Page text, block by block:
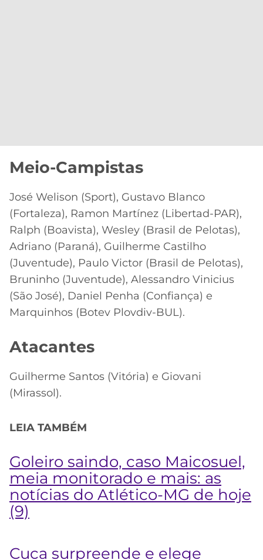
Meio-Campistas
José Welison (Sport), Gustavo Blanco
(Fortaleza), Ramon Martínez (Libertad-PAR),
Ralph (Boavista), Wesley (Brasil de Pelotas),
Adriano (Paraná), Guilherme Castilho
(Juventude), Paulo Victor (Brasil de Pelotas),
Bruninho (Juventude), Alessandro Vinicius
(São José), Daniel Penha (Confiança) e
Marquinhos (Botev Plovdiv-BUL).
Atacantes
Guilherme Santos (Vitória) e Giovani
(Mirassol).
LEIA TAMBÉM
Goleiro saindo, caso Maicosuel,
meia monitorado e mais: as
notícias do Atlético-MG de hoje
(9)
Cuca surpreende e elege